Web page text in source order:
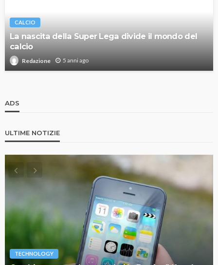
CALCIO
La nascita della Super Lega divide il mondo del
calcio
Redazione 5 anni ago
ADS
ULTIME NOTIZIE
TECHNOLOGY